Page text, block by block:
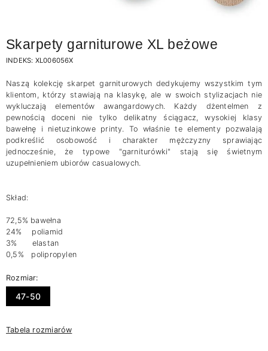
Skarpety garniturowe XL beżowe
INDEKS: XL006056X
Naszą kolekcję skarpet garniturowych dedykujemy wszystkim tym
klientom, którzy stawiają na klasykę, ale w swoich stylizacjach nie
wykluczają elementów awangardowych. Każdy dżentelmen z
pewnością doceni nie tylko delikatny ściągacz, wysokiej klasy
bawełnę i nietuzinkowe printy. To właśnie te elementy pozwalają
podkreślić osobowość i charakter mężczyzny sprawiając
jednocześnie, że typowe "garniturówki" stają się świetnym
uzupełnieniem ubiorów casualowych.
Skład:
72,5% bawełna
24% poliamid
3% elastan
0,5% polipropylen
Rozmiar:
47-50
Tabela rozmiarów